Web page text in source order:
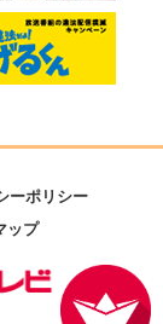
ーポリシー
ップ